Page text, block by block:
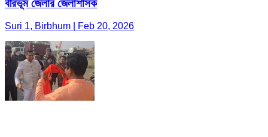
বীরভূম জেলার জেলাশাসক
Suri 1, Birbhum | Feb 20, 2026